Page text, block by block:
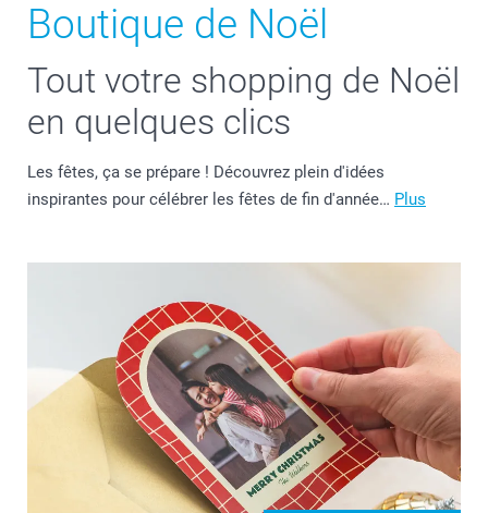
Boutique de Noël
Tout votre shopping de Noël
en quelques clics
Les fêtes, ça se prépare ! Découvrez plein d'idées
inspirantes pour célébrer les fêtes de fin d'année… Plus